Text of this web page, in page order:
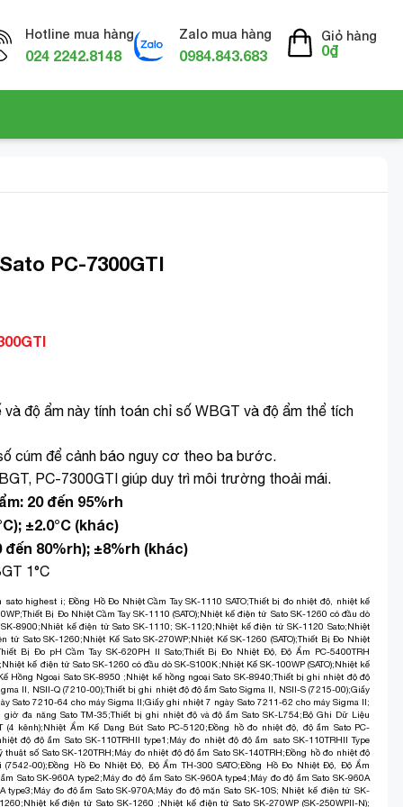
Hotline mua hàng
024 2242.8148
Zalo mua hàng
0984.843.683
Giỏ hàng
0₫
PC-7300GTI
độ ẩm này tính toán chỉ số WBGT và độ ẩm thể tích
cúm để cảnh báo nguy cơ theo ba bước.
PC-7300GTI giúp duy trì môi trường thoải mái.
20 đến 95%rh
±2.0°C (khác)
80%rh); ±8%rh (khác)
1°C
sato highest i;Đồng Hồ Đo Nhiệt Cầm Tay SK-1110 SATO;Thiết bị đo nhiệt độ, nhiệt kế
;Thiết Bị Đo Nhiệt Cầm Tay SK-1110 (SATO);Nhiệt kế điện tử Sato SK-1260 có đầu dò
8900;Nhiêt kế điện tử Sato SK-1110; SK-1120;Nhiệt kế điện tử SK-1120 Sato;Nhiệt
tử Sato SK-1260;Nhiệt Kế Sato SK-270WP;Nhiệt Kế SK-1260 (SATO);Thiết Bị Đo Nhiệt
Bị Đo pH Cầm Tay SK-620PH II Sato;Thiết Bị Đo Nhiệt Độ, Độ Ẩm PC-5400TRH
;Nhiệt kế điện tử Sato SK-1260 có đầu dò SK-S100K;Nhiệt Kế SK-100WP (SATO);Nhiệt kế
Hồng Ngoại Sato SK-8950 ;Nhiệt kế hồng ngoại Sato SK-8940;Thiết bị ghi nhiệt độ độ
II, NSII-Q (7210-00);Thiết bị ghi nhiệt độ độ ẩm Sato Sigma II, NSII-S (7215-00);Giấy
Sato 7210-64 cho máy Sigma II;Giấy ghi nhiệt 7 ngày Sato 7211-62 cho máy Sigma II;
giờ đa năng Sato TM-35;Thiết bị ghi nhiệt độ và độ ẩm Sato SK-L754;Bộ Ghi Dữ Liệu
(4 kênh);Nhiệt Ẩm Kế Dạng Bút Sato PC-5120;Đồng hồ đo nhiệt độ, độ ẩm Sato PC-
độ độ ẩm Sato SK-110TRHII type1 ;Máy đo nhiệt độ độ ẩm sato SK-110TRHII Type
số Sato SK-120TRH;Máy đo nhiệt độ độ ẩm Sato SK-140TRH;Đồng hồ đo nhiệt độ
00);Đồng Hồ Đo Nhiệt Độ, Độ Ẩm TH-300 SATO;Đồng Hồ Đo Nhiệt Độ, Độ Ẩm
Sato SK-960A type2;Máy đo độ ẩm Sato SK-960A type4;Máy đo độ ẩm Sato SK-960A
type3;Máy đo độ ẩm Sato SK-970A;Máy đo độ mặn Sato SK-10S; Nhiệt kế điện tử SK-
;Nhiệt kế điện tử Sato SK-1260 ;Nhiệt kế điện tử Sato SK-270WP (SK-250WPII-N);